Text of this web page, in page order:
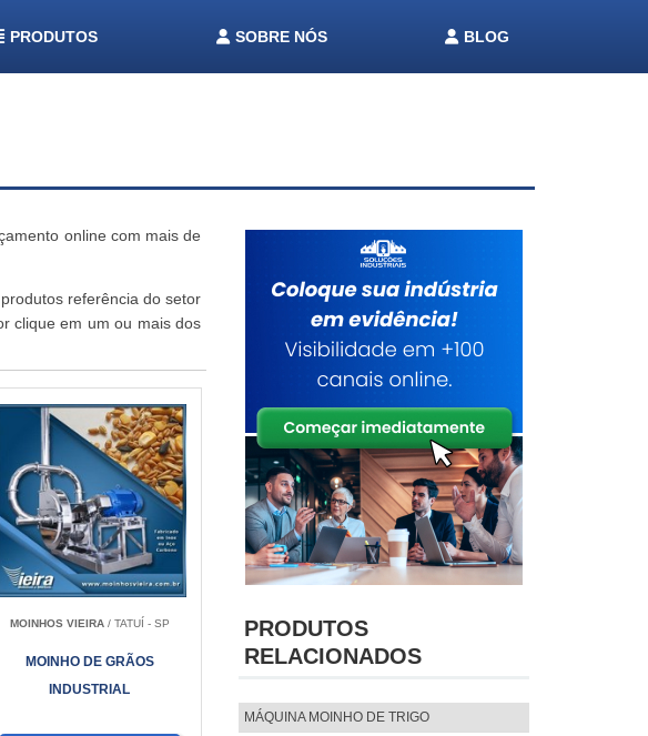
PRODUTOS SOBRE NÓS BLOG
online com mais de
referência do setor
clique em um ou mais dos
MOINHOS VIEIRA/ TATUÍ - SP
MOINHO DE GRÃOS
INDUSTRIAL
PRODUTOS
RELACIONADOS
MÁQUINA MOINHO DE TRIGO